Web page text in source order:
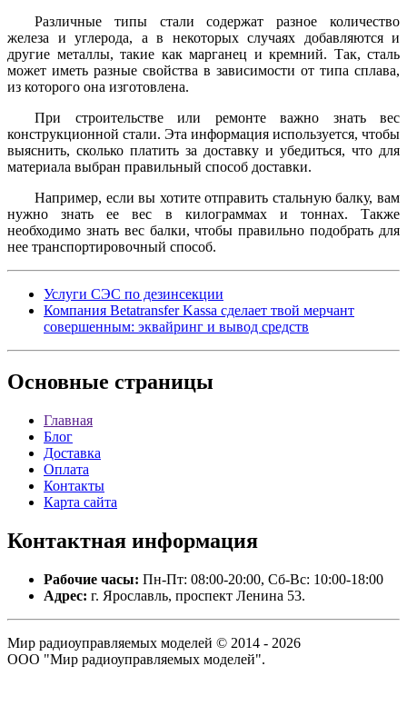
Различные типы стали содержат разное количество
железа и углерода, а в некоторых случаях добавляются и
другие металлы, такие как марганец и кремний. Так, сталь
может иметь разные свойства в зависимости от типа сплава,
из которого она изготовлена.
При строительстве или ремонте важно знать вес
конструкционной стали. Эта информация используется, чтобы
выяснить, сколько платить за доставку и убедиться, что для
материала выбран правильный способ доставки.
Например, если вы хотите отправить стальную балку, вам
нужно знать ее вес в килограммах и тоннах. Также
необходимо знать вес балки, чтобы правильно подобрать для
нее транспортировочный способ.
Услуги СЭС по дезинсекции
Компания Betatransfer Kassa сделает твой мерчант
совершенным: эквайринг и вывод средств
Основные страницы
Главная
Блог
Доставка
Оплата
Контакты
Карта сайта
Контактная информация
Рабочие часы: Пн-Пт: 08:00-20:00, Сб-Вс: 10:00-18:00
Адрес: г. Ярославль, проспект Ленина 53.
Мир радиоуправляемых моделей © 2014 - 2026
ООО "Мир радиоуправляемых моделей".